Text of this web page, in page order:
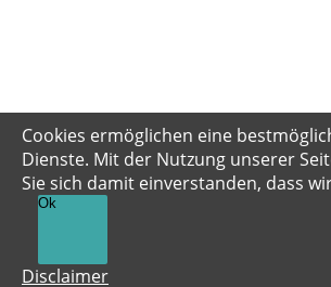
Cookies ermöglichen eine
Dienste. Mit der Nutzung unserer
Sie sich damit einverstanden, dass
Ok
Disclaimer